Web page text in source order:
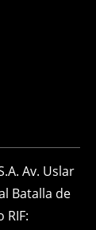
Av. Uslar
Batalla de